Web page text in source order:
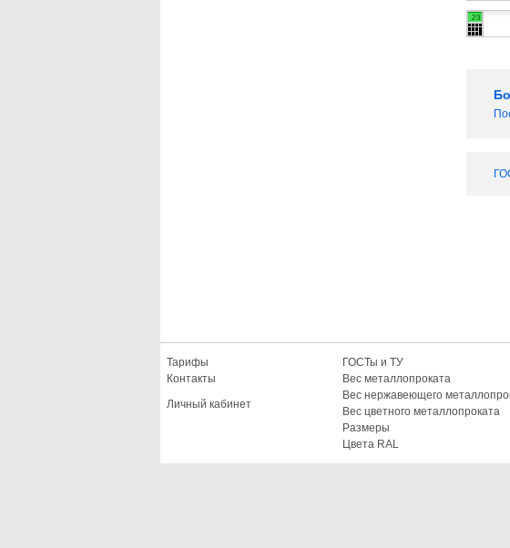
Тарифы
Контакты
Личный кабинет
ГОСТы и ТУ
Вес металлопроката
Вес нержавеющего
Вес цветного металлопроката
Размеры
Цвета RAL